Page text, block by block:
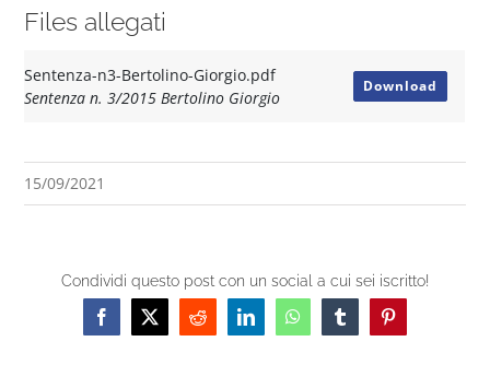
Files allegati
Sentenza-n3-Bertolino-Giorgio.pdf
Sentenza n. 3/2015 Bertolino Giorgio
Download
15/09/2021
Condividi questo post con un social a cui sei iscritto!
Facebook
X RedditLinkedInWhatsAppTumblrPinterest